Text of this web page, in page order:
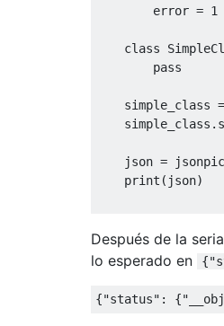
        error =
1
class
pass
simple_class
json =
    print(json)
Después de la
lo esperado en
{"status" : {